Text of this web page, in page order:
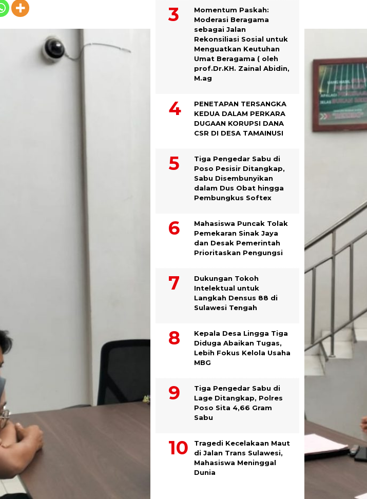
Momentum Paskah:
Moderasi Beragama
sebagai Jalan
Rekonsiliasi Sosial untuk
Menguatkan Keutuhan
Umat Beragama ( oleh
prof.Dr.KH. Zainal Abidin,
M.ag
PENETAPAN TERSANGKA
KEDUA DALAM PERKARA
DUGAAN KORUPSI DANA
CSR DI DESA TAMAINUSI
Tiga Pengedar Sabu di
Poso Pesisir Ditangkap,
Sabu Disembunyikan
dalam Dus Obat hingga
Pembungkus Softex
Mahasiswa Puncak Tolak
Pemekaran Sinak Jaya
dan Desak Pemerintah
Prioritaskan Pengungsi
Dukungan Tokoh
Intelektual untuk
Langkah Densus 88 di
Sulawesi Tengah
Kepala Desa Lingga Tiga
Diduga Abaikan Tugas,
Lebih Fokus Kelola Usaha
MBG
Tiga Pengedar Sabu di
Lage Ditangkap, Polres
Poso Sita 4,66 Gram
Sabu
Tragedi Kecelakaan Maut
di Jalan Trans Sulawesi,
Mahasiswa Meninggal
Dunia